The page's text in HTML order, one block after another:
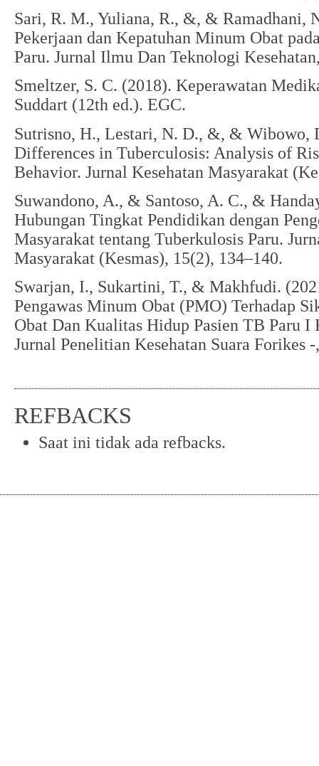
Sari, R. M., Yuliana, R., &, & Ramadhani,
Pekerjaan dan Kepatuhan Minum Obat
Paru. Jurnal Ilmu Dan Teknologi
Smeltzer, S. C. (2018). Keperawatan
Suddart (12th ed.). EGC.
Sutrisno, H., Lestari, N. D., &, & Wibowo,
Differences in Tuberculosis: Analysis of
Behavior. Jurnal Kesehatan Masyarakat
Suwandono, A., & Santoso, A. C., &
Hubungan Tingkat Pendidikan dengan
Masyarakat tentang Tuberkulosis Paru.
Masyarakat (Kesmas), 15(2), 134–140.
Swarjan, I., Sukartini, T., & Makhfudi.
Pengawas Minum Obat (PMO) Terhadap
Obat Dan Kualitas Hidup Pasien TB Paru I
Jurnal Penelitian Kesehatan Suara Forikes
REFBACKS
Saat ini tidak ada refbacks.